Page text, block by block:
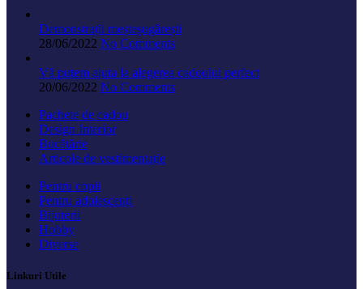
Demonstrații meșteșugărești
28/06/2022 No Comments
Vă putem ajuta la alegerea cadoului perfect
20/06/2022 No Comments
Pachete de cadou
Design Interior
Bucătărie
Articole de vestimentație
Pentru copii
Pentru adolescenți
Bijuterii
Hobby
Diverse
Linkuri Utile